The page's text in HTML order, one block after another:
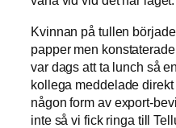
Kvinnan på tullen
papper men
var dags att ta lunch så
kollega meddelade
någon form av export-
inte så vi fick ringa till